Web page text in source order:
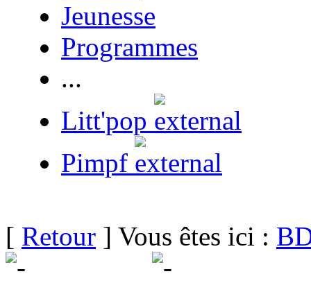
Jeunesse
Programmes
...
Litt'pop
Pimpf
[ Retour ] Vous êtes ici :